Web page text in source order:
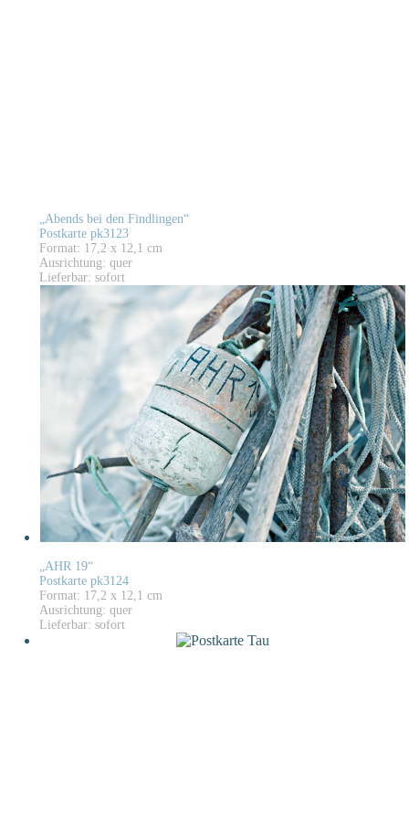
„Abends bei den Findlingen“
Postkarte pk3123
Format: 17,2 x 12,1 cm
Ausrichtung: quer
Lieferbar: sofort
„AHR 19“
Postkarte pk3124
Format: 17,2 x 12,1 cm
Ausrichtung: quer
Lieferbar: sofort